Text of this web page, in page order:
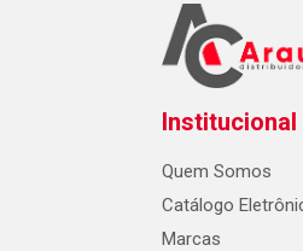
Institucional
Quem Somos
Catálogo
Marcas